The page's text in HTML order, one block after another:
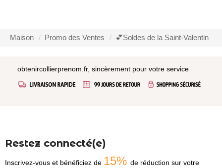
Maison Promo des Ventes 💕Soldes de la Saint-Valentin
obtenircollierprenom.fr, sincèrement pour votre service
Restez connecté(e)
Inscrivez-vous et bénéficiez de 15% de réduction sur votre